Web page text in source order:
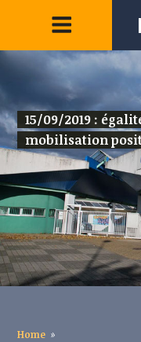
15/09/2019 :
mobilisation
Home »